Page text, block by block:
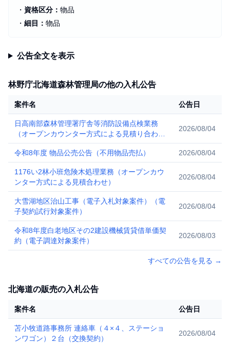
・ 資格区分： 物品
・ 細目： 物品
公告全文を表示
林野庁北海道森林管理局の他の入札公告
案件名 公告日
日高南部森林管理署庁舎等消防設備点検業務
（オープンカウンター方式による見積り合わ
せ）
2026/08/04
令和8年度 物品公売公告（不用物品売払） 2026/08/04
1176い2林小班危険木処理業務（オープンカウ
ンター方式による見積合わせ）
2026/08/04
大雪湖地区治山工事（電子入札対象案件）（電
子契約試行対象案件）
2026/08/04
令和8年度白老地区その2建設機械賃貸借単価契
約（電子調達対象案件）
2026/08/03
すべての公告を見る →
北海道の販売の入札公告
案件名 公告日
苫小牧道路事務所 連絡車（４×４、ステーショ
ンワゴン）２台（交換契約）
2026/08/04